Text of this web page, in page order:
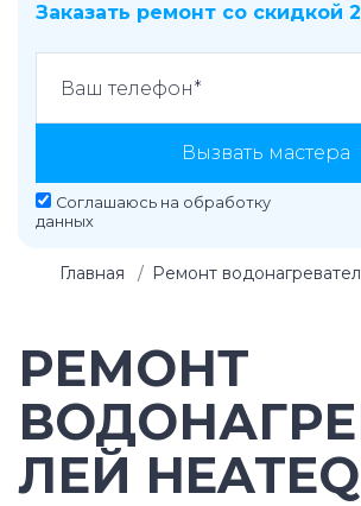
Заказать ремонт со скидкой
Вызвать мастера
Соглашаюсь на обработку
данных
Главная Ремонт
РЕМОНТ
ЛЕЙ HEATEQ